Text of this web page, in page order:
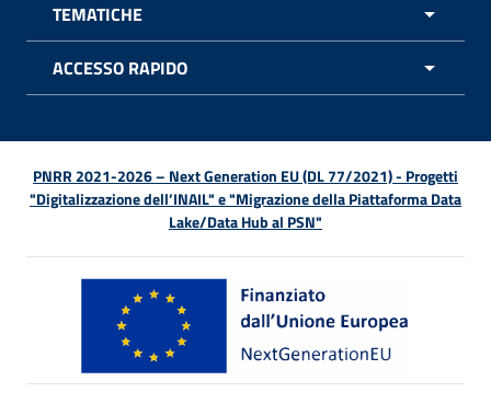
TEMATICHE
ACCESSO RAPIDO
PNRR 2021-2026 – Next Generation EU (DL 77/2021) - Progetti
"Digitalizzazione dell’INAIL" e "Migrazione della Piattaforma Data
Lake/Data Hub al PSN"